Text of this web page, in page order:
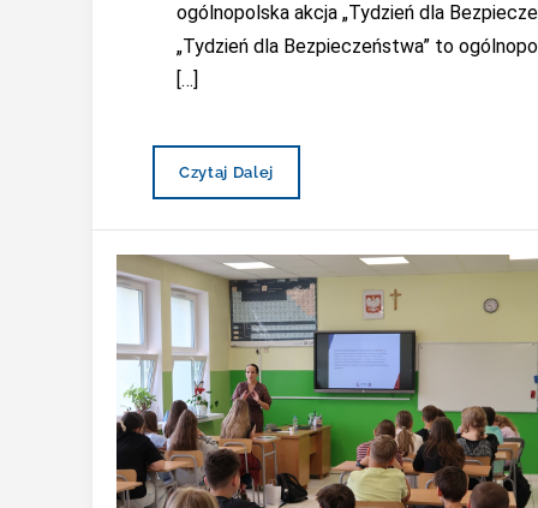
ogólnopolska akcja „Tydzień dla
„Tydzień dla Bezpieczeństwa” to
[…]
Tydzień
W
Szkole
Podstawowej
W
Mucharzu
Czytaj Dalej